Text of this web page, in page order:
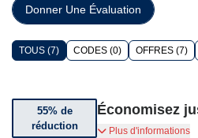
Donner Une Évaluation
TOUS (7) CODES (0) OFFRES (7)
55% de
réduction
Économisez
Jusqu'à 55% de
Plus d'informations